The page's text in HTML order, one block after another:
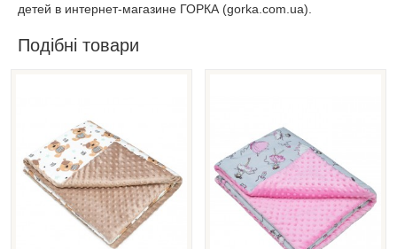
детей в интернет-магазине ГОРКА (gorka.com.ua).
Подібні товари